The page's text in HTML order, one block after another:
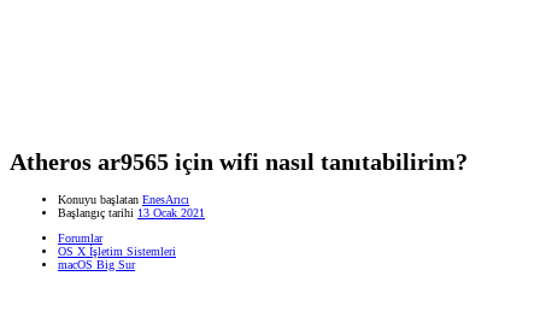
Atheros ar9565 için wifi nasıl tanıtabilirim?
Konuyu başlatan EnesArıcı
Başlangıç tarihi 13 Ocak 2021
Forumlar
OS X İşletim Sistemleri
macOS Big Sur